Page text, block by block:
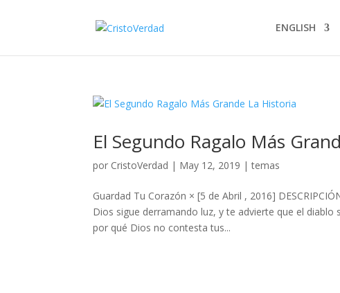
ENGLISH
El Segundo Ragalo Más
por CristoVerdad | May 12, 2019 |temas
Guardad Tu Corazón × [5 de Abril , 2016]
Dios sigue derramando luz, y te advierte que el
por qué Dios no contesta tus...